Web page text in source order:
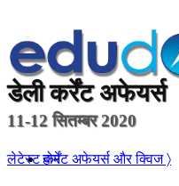
होम
डेली कर्रेंट अफेयर्स
11-12 सितम्बर 2020
लेटेस्ट कर्रेंट अफेयर्स और क्विज 〉